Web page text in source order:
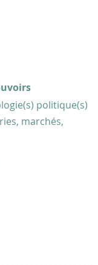
politique(s)
marchés,